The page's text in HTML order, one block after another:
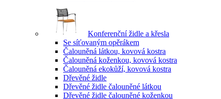
Konferenční židle a křesla
Se síťovaným opěrákem
Čalouněná látkou, kovová kostra
Čalouněná koženkou, kovová kostra
Čalouněná ekokůží, kovová kostra
Dřevěné židle
Dřevěné židle čalouněné látkou
Dřevěné židle čalouněné koženkou